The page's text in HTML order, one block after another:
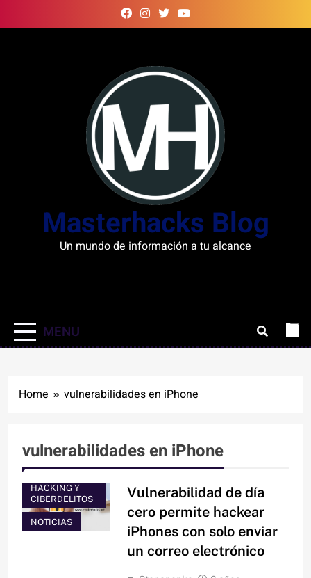
to
Masterhacks Blog
Un mundo de información a tu alcance
MENU
Home vulnerabilidades en iPhone
vulnerabilidades en iPhone
HACKING Y
CIBERDELITOS
NOTICIAS
Vulnerabilidad de día
cero permite hackear
iPhones con solo enviar
un correo electrónico